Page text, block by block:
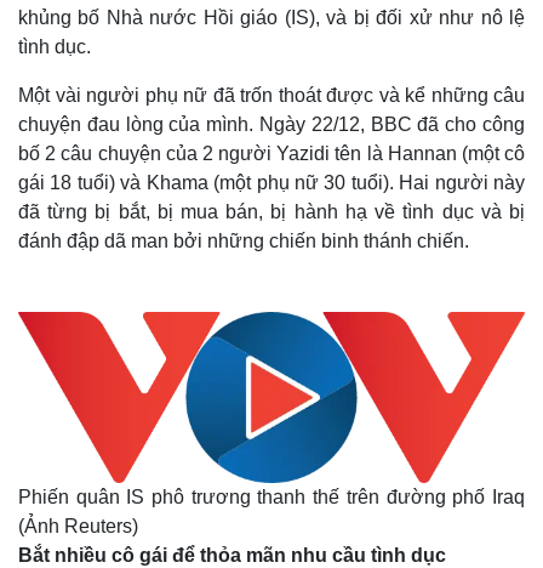
khủng bố Nhà nước Hồi giáo (IS), và bị đối xử như nô lệ
tình dục.
Một vài người phụ nữ đã trốn thoát được và kể những câu
chuyện đau lòng của mình. Ngày 22/12, BBC đã cho công
bố 2 câu chuyện của 2 người Yazidi tên là Hannan (một cô
gái 18 tuổi) và Khama (một phụ nữ 30 tuổi). Hai người này
đã từng bị bắt, bị mua bán, bị hành hạ về tình dục và bị
đánh đập dã man bởi những chiến binh thánh chiến.
Phiến quân IS phô trương thanh thế trên đường phố Iraq
(Ảnh Reuters)
Bắt nhiều cô gái để thỏa mãn nhu cầu tình dục